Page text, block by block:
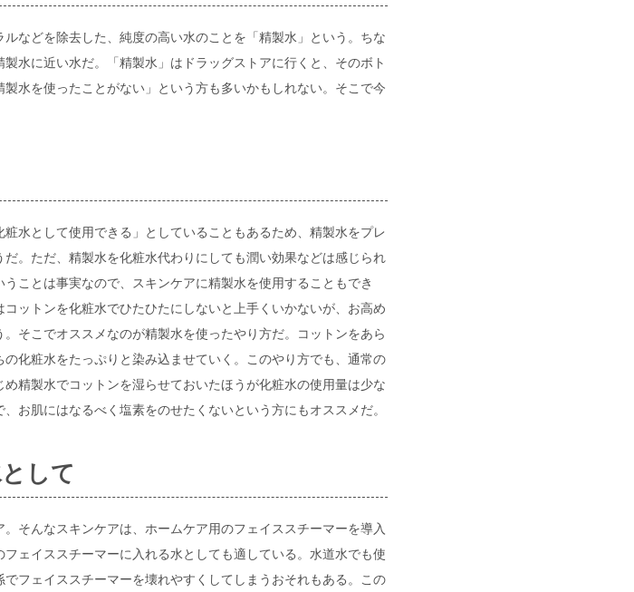
などを除去した、純度の高い水のことを「精製水」という。ちな
水に近い水だ。「精製水」はドラッグストアに行くと、そのボト
水を使ったことがない」という方も多いかもしれない。そこで今
水として使用できる」としていることもあるため、精製水をプレ
。ただ、精製水を化粧水代わりにしても潤い効果などは感じられ
ことは事実なので、スキンケアに精製水を使用することもでき
ットンを化粧水でひたひたにしないと上手くいかないが、お高め
そこでオススメなのが精製水を使ったやり方だ。コットンをあら
化粧水をたっぷりと染み込ませていく。このやり方でも、通常の
精製水でコットンを湿らせておいたほうが化粧水の使用量は少な
お肌にはなるべく塩素をのせたくないという方にもオススメだ。
して
そんなスキンケアは、ホームケア用のフェイススチーマーを導入
ェイススチーマーに入れる水としても適している。水道水でも使
フェイススチーマーを壊れやすくしてしまうおそれもある。この